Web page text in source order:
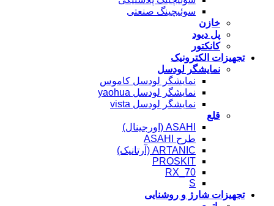
سوئیچینگ صنعتی
خازن
پل دیود
کانکتور
تجهیزات الکترونیک
نمایشگر لودسل
نمایشگر لودسل کاموس
نمایشگر لودسل yaohua
نمایشگر لودسل vista
قلع
ASAHI (اورجینال)
طرح ASAHI
ARTANIC (آرتانیک)
PROSKIT
RX_70
S
تجهیزات شارژ و روشنایی